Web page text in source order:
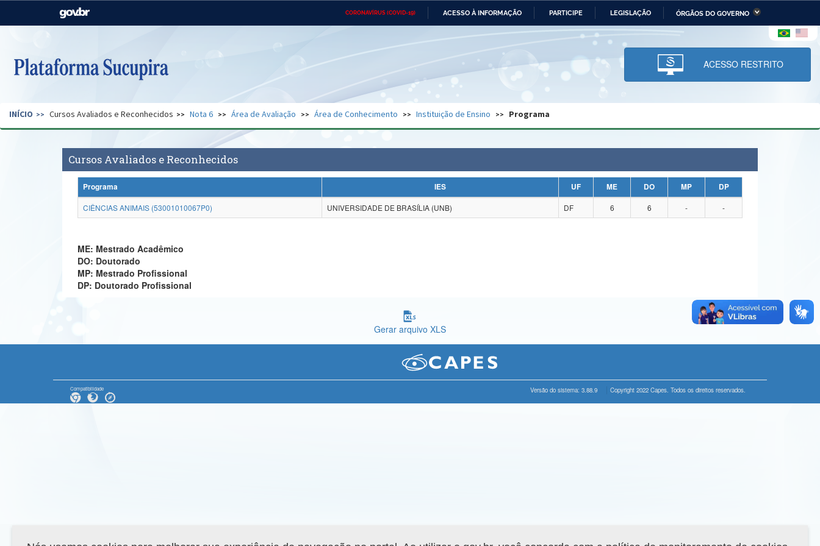
CORONAVÍRUS (COVID-19) ACESSO À INFORMAÇÃO PARTICIPE LEGISLAÇÃO ÓRGÃOS DO GOVERNO
Casa Civil Ministério das Relações Ministério da Economia Ministério da Infraestrutura
Pecuária e Abastecimento
Ministério da Ciência,
Tecnologia, Inovações e
Comunicações
Ministério do Desenvolvimento
Regional e dos Direitos Humanos
Secretaria de Governo Gabinete de Segurança Advocacia-Geral da União Banco Central do Brasil Planalto
ACESSO RESTRITO
INÍCIO Cursos Avaliados e Reconhecidos Nota 6 Área de Avaliação Área de Conhecimento Instituição de Ensino Programa
Cursos Avaliados e Reconhecidos
Programa IES UF ME DO MP
DP
CIÊNCIAS ANIMAIS (53001010067P0)
UNIVERSIDADE DE BRASÍLIA (UNB) DF 6 6 - -
ME: Mestrado Acadêmico
DO: Doutorado
MP: Mestrado Profissional
DP: Doutorado Profissional
Gerar arquivo XLS
Compatibilidade Versão do sistema: 3.88.9 Copyright 2022 Capes. Todos os direitos reservados.